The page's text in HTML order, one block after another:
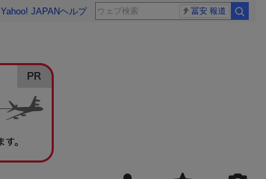
Yahoo! JAPANヘルプ 冨安 報道